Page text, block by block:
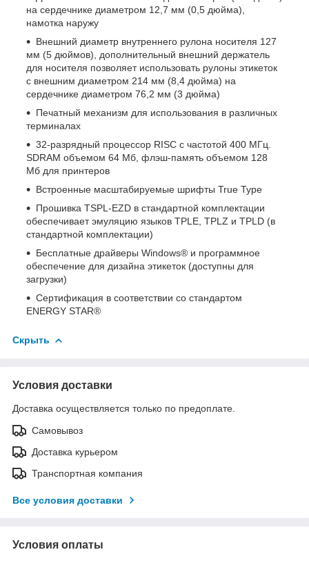
на сердечнике диаметром 12,7 мм (0,5 дюйма),
намотка наружу
Внешний диаметр внутреннего рулона носителя 127
мм (5 дюймов), дополнительный внешний держатель
для носителя позволяет использовать рулоны этикеток
с внешним диаметром 214 мм (8,4 дюйма) на
сердечнике диаметром 76,2 мм (3 дюйма)
Печатный механизм для использования в различных
терминалах
32-разрядный процессор RISC с частотой 400 МГц.
SDRAM объемом 64 Мб, флэш-память объемом 128
Мб для принтеров
Встроенные масштабируемые шрифты True Type
Прошивка TSPL-EZD в стандартной комплектации
обеспечивает эмуляцию языков TPLE, TPLZ и TPLD (в
стандартной комплектации)
Бесплатные драйверы Windows® и программное
обеспечение для дизайна этикеток (доступны для
загрузки)
Сертификация в соответствии со стандартом
ENERGY STAR®
Скрыть
Условия доставки
Доставка осуществляется только по предоплате.
Самовывоз
Доставка курьером
Транспортная компания
Все условия доставки
Условия оплаты